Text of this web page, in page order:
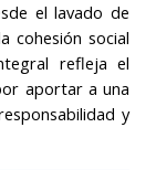
el lavado de
cohesión social
refleja el
aportar a una
y